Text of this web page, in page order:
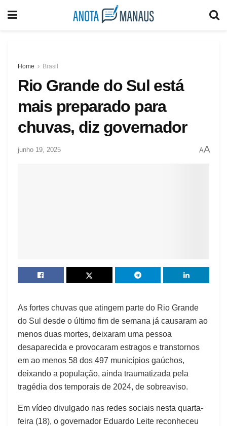
Home Brasil
Rio Grande do Sul está
mais preparado para
chuvas, diz governador
junho 19, 2025 AA
As fortes chuvas que atingem parte do Rio Grande
do Sul desde o último fim de semana já causaram ao
menos duas mortes, deixaram uma pessoa
desaparecida e provocaram estragos e transtornos
em ao menos 58 dos 497 municípios gaúchos,
deixando a população, ainda traumatizada pela
tragédia dos temporais de 2024, de sobreaviso.
Em vídeo divulgado nas redes sociais nesta quarta-
feira (18), o governador Eduardo Leite reconheceu